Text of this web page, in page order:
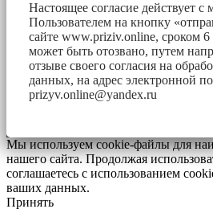
Настоящее согласие действует с
Пользователем на кнопку
сайте www.priziv.online, сроком
может быть отозвано, путем
отзыве своего согласия на
данных, на адрес электронной
prizyv.online@yandex.ru
Мы используем cookie-файлы для
нашего сайта. Продолжая
соглашаетесь с использованием
ваших данных.
Принять